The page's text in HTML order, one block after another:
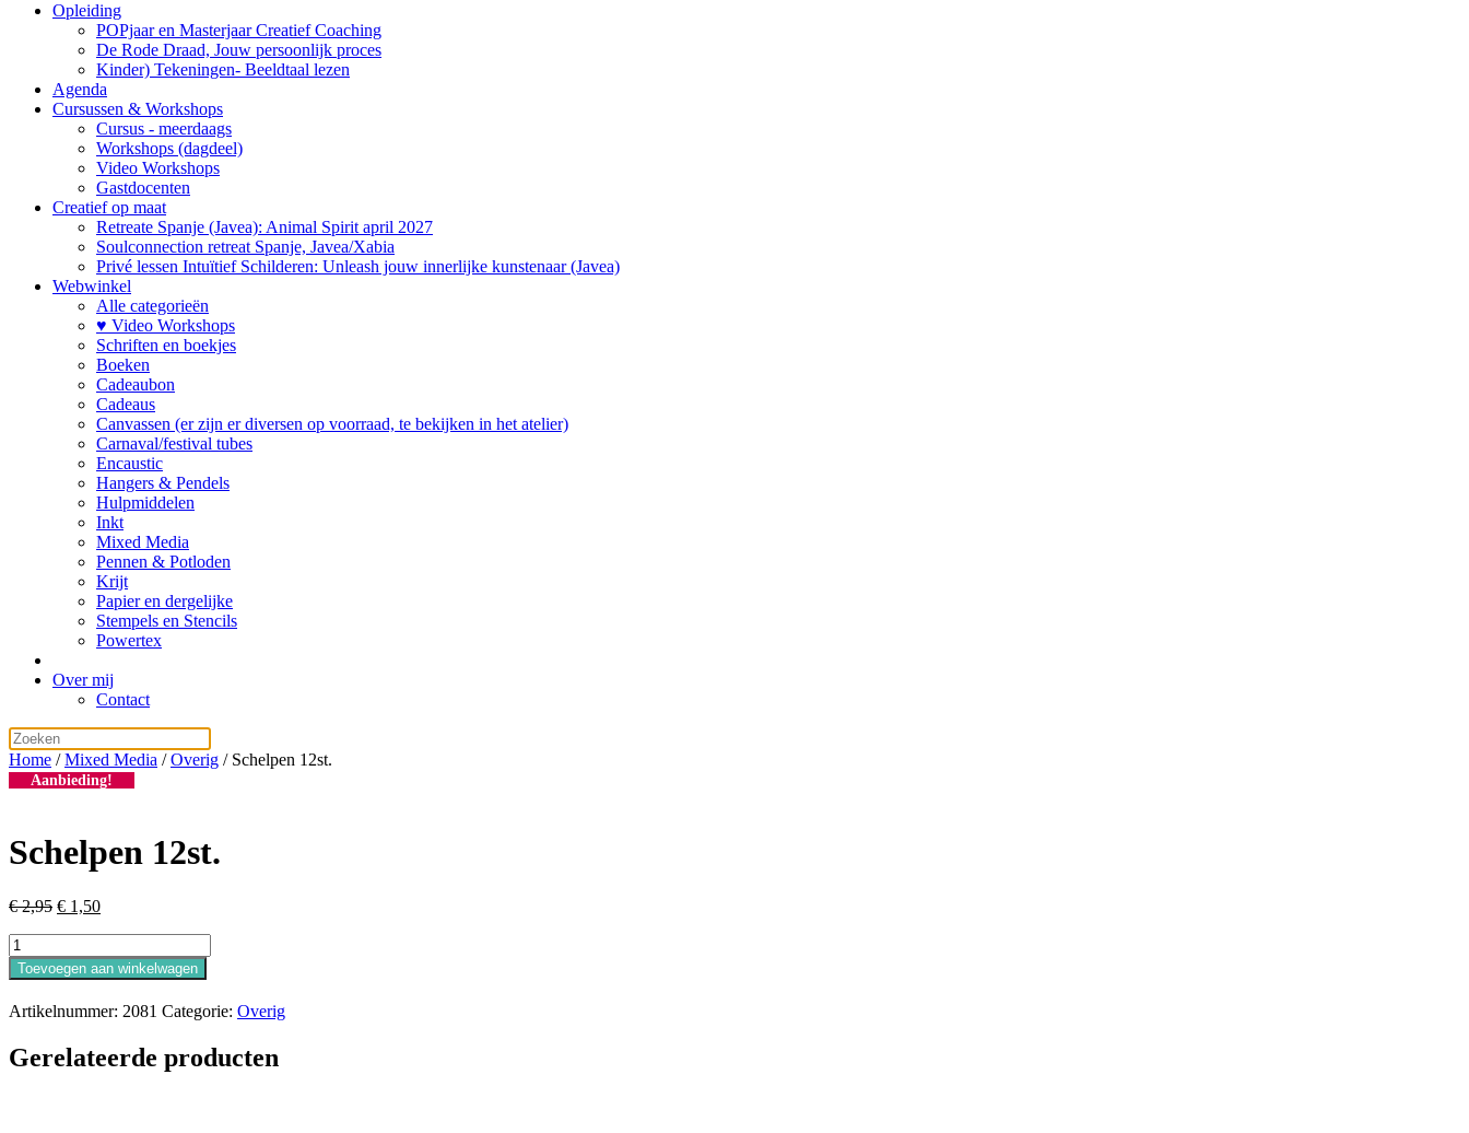
Opleiding
POPjaar en Masterjaar Creatief Coaching
De Rode Draad, Jouw persoonlijk proces
Kinder) Tekeningen- Beeldtaal lezen
Agenda
Cursussen & Workshops
Cursus - meerdaags
Workshops (dagdeel)
Video Workshops
Gastdocenten
Creatief op maat
Retreate Spanje (Javea): Animal Spirit april 2027
Soulconnection retreat Spanje, Javea/Xabia
Privé lessen Intuïtief Schilderen: Unleash jouw innerlijke kunstenaar (Javea)
Webwinkel
Alle categorieën
♥ Video Workshops
Schriften en boekjes
Boeken
Cadeaubon
Cadeaus
Canvassen (er zijn er diversen op voorraad, te bekijken in het atelier)
Carnaval/festival tubes
Encaustic
Hangers & Pendels
Hulpmiddelen
Inkt
Mixed Media
Pennen & Potloden
Krijt
Papier en dergelijke
Stempels en Stencils
Powertex
Over mij
Contact
Home /Mixed Media /Overig / Schelpen 12st.
Aanbieding!
Schelpen 12st.
€2,95 Oorspronkelijke
€ 2,95.
€ 1,50Huidige
€ 1,50.
Schelpen
12st.
aantal
Toevoegen aan winkelwagen
Artikelnummer: 2081 Categorie: Overig
Gerelateerde producten